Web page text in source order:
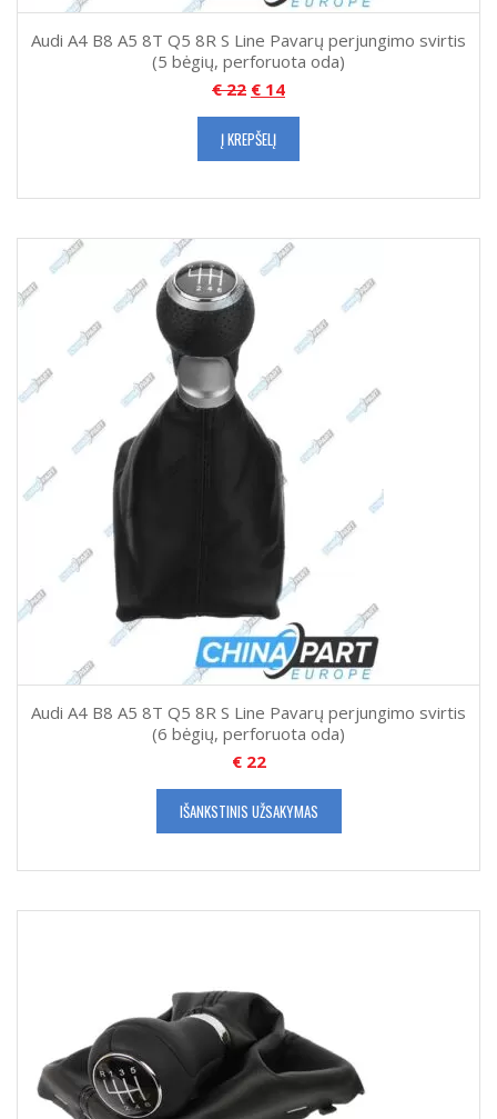
Audi A4 B8 A5 8T Q5 8R S Line Pavarų perjungimo svirtis
(5 bėgių, perforuota oda)
€22 € 14
Į KREPŠELĮ
Audi A4 B8 A5 8T Q5 8R S Line Pavarų perjungimo svirtis
(6 bėgių, perforuota oda)
€22
IŠANKSTINIS UŽSAKYMAS